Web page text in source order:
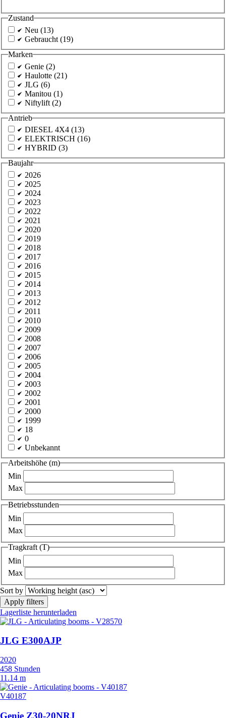
Zustand
Neu (13)
Gebraucht (19)
Marken
Genie (2)
Haulotte (21)
JLG (6)
Manitou (1)
Niftylift (2)
Antrieb
DIESEL 4X4 (13)
ELEKTRISCH (16)
HYBRID (3)
Baujahr
2026
2025
2024
2023
2022
2021
2020
2019
2018
2017
2016
2015
2014
2013
2012
2011
2010
2009
2008
2007
2006
2005
2004
2003
2002
2001
2000
1999
18
0
Unbekannt
Arbeitshöhe (m)
Min
Max
Betriebsstunden
Min
Max
Tragkraft (T)
Min
Max
Sort by
Lagerliste herunterladen
JLG E300AJP
2020
458 Stunden
11.14 m
V40187
Genie Z30-20NRJ